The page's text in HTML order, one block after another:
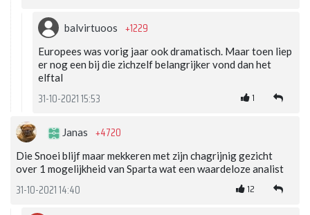
balvirtuoos +1229
Europees was vorig jaar ook dramatisch. Maar toen liep
er nog een bij die zichzelf belangrijker vond dan het
elftal
31-10-2021 15:53 1
Janas +4720
Die Snoei blijf maar mekkeren met zijn chagrijnig gezicht
over 1 mogelijkheid van Sparta wat een waardeloze analist
31-10-2021 14:40 12